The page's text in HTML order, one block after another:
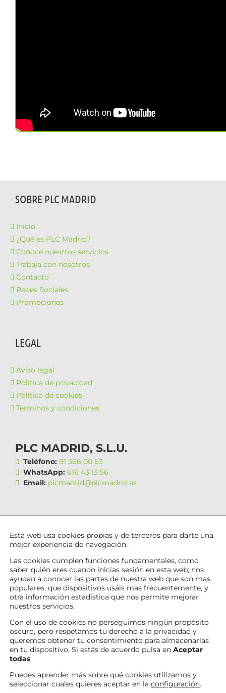
SOBRE PLC MADRID
Inicio
¿Qué es PLC Madrid?
Conoce nuestros servicios
Trabaja con nosotros
Contacto
Redes Sociales
Promociones
LEGAL
Aviso legal
Política de privacidad
Política de cookies
Términos y condiciones
PLC MADRID, S.L.U.
Teléfono: 91 366 00 63
WhatsApp: 616 43 13 56
Email: plcmadrid@plcmadrid.es
reservados
Canales
de
WhatsApp
Youtube
Tiktok
Facebook
Instagram
X Twitch
Esta web usa cookies propias y de terceros para darte una
mejor experiencia de navegación.
Las cookies cumplen funciones fundamentales, como
saber quién eres cuando inicias sesión en esta web; nos
ayudan a conocer las partes de nuestra web que son mas
populares, que dispositivos usáis mas frecuentemente, y
otra información estadística que nos permite mejorar
nuestros servicios.
Con el uso de cookies no perseguimos ningún propósito
oscuro, pero respetamos tu derecho a la privacidad y
queremos obtener tu consentimiento para almacenarlas
en tu dispositivo. Si estás de acuerdo pulsa en Aceptar
todas.
Puedes aprender más sobre qué cookies utilizamos y
seleccionar cuales quieres aceptar en la configuración.